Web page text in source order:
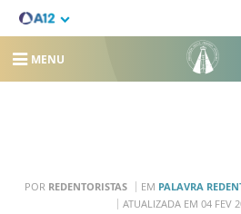
MENU
POR REDENTORISTAS EM PALAVRA
ATUALIZADA EM 04 FEV